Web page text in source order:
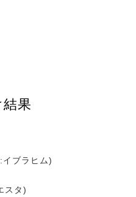
果
ブラヒム)
スタ)